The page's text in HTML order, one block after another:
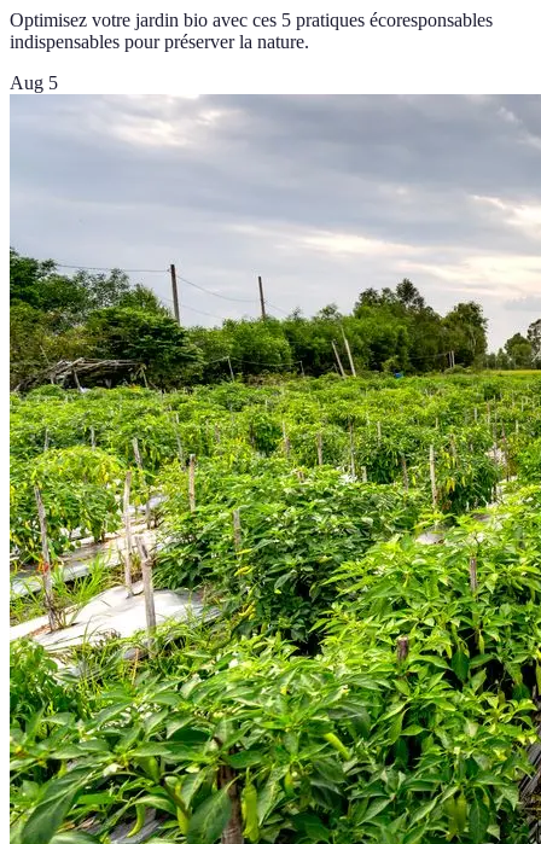
Optimisez votre jardin bio avec ces 5 pratiques écoresponsables
indispensables pour préserver la nature.
Aug 5